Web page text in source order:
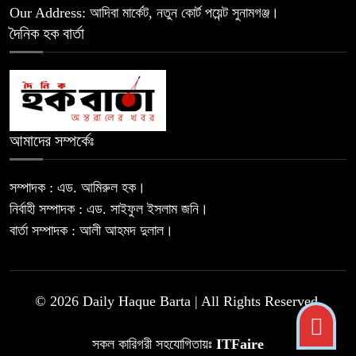
জুলাই গণঅভ্যুত্থান দিবস: সুনামগঞ্জে
৯
মতো ভুল করেছি: রেজাউল করীম
রাষ্ট্রপতি
১১
Our Address: আদিবা মার্কেট, নতুন কোর্ট পয়েন্ট সুনামগঞ্জ।
দৈনিক হক বার্তা
আমাদের সম্পর্কেঃ
সম্পাদক : এড. আমিরুল হক।
নির্বাহী সম্পাদক : এড. সাইফুল ইসলাম জনি।
বার্তা সম্পাদক : আলী আহমদ দুলাল।
© 2026 Daily Haque Barta | All Rights Reserved.
সকল কারিগরী সহযোগিতায়ঃ ITFaire